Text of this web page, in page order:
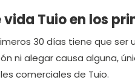
Tuio en los
30 días tiene que
ni alegar causa alguna,
comerciales de Tuio.